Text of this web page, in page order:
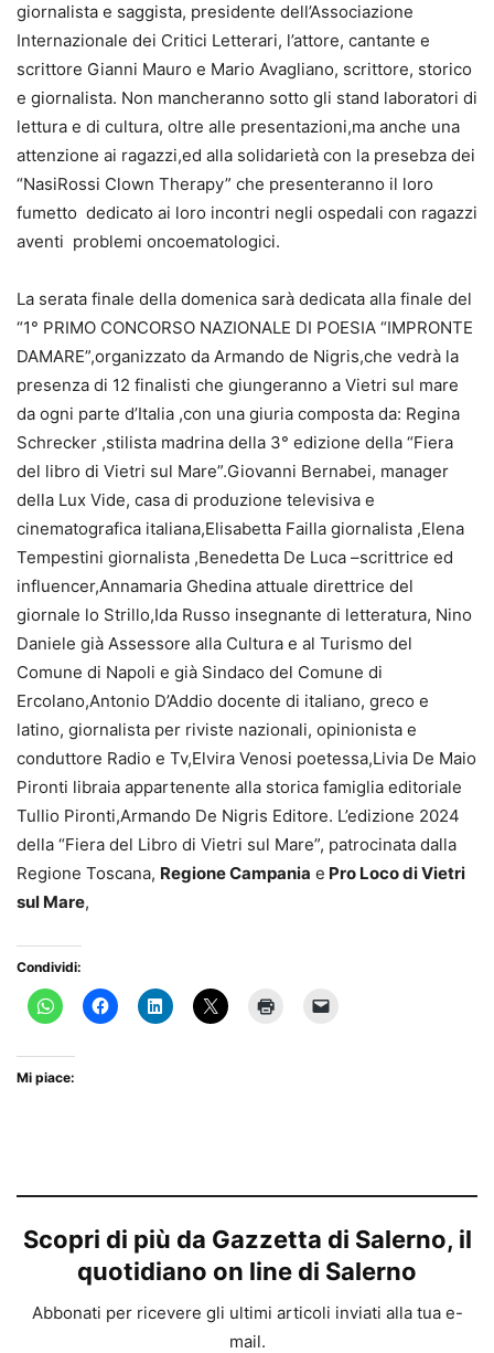
giornalista e saggista, presidente dell’Associazione
Internazionale dei Critici Letterari, l’attore, cantante e
scrittore Gianni Mauro e Mario Avagliano, scrittore, storico
e giornalista. Non mancheranno sotto gli stand laboratori di
lettura e di cultura, oltre alle presentazioni,ma anche una
attenzione ai ragazzi,ed alla solidarietà con la presebza dei
“NasiRossi Clown Therapy” che presenteranno il loro
fumetto dedicato ai loro incontri negli ospedali con ragazzi
aventi problemi oncoematologici.
La serata finale della domenica sarà dedicata alla finale del
“1° PRIMO CONCORSO NAZIONALE DI POESIA “IMPRONTE
DAMARE”,organizzato da Armando de Nigris,che vedrà la
presenza di 12 finalisti che giungeranno a Vietri sul mare
da ogni parte d’Italia ,con una giuria composta da: Regina
Schrecker ,stilista madrina della 3° edizione della “Fiera
del libro di Vietri sul Mare”.Giovanni Bernabei, manager
della Lux Vide, casa di produzione televisiva e
cinematografica italiana,Elisabetta Failla giornalista ,Elena
Tempestini giornalista ,Benedetta De Luca –scrittrice ed
influencer,Annamaria Ghedina attuale direttrice del
giornale lo Strillo,Ida Russo insegnante di letteratura, Nino
Daniele già Assessore alla Cultura e al Turismo del
Comune di Napoli e già Sindaco del Comune di
Ercolano,Antonio D’Addio docente di italiano, greco e
latino, giornalista per riviste nazionali, opinionista e
conduttore Radio e Tv,Elvira Venosi poetessa,Livia De Maio
Pironti libraia appartenente alla storica famiglia editoriale
Tullio Pironti,Armando De Nigris Editore. L’edizione 2024
della “Fiera del Libro di Vietri sul Mare”, patrocinata dalla
Regione Toscana, Regione Campania e Pro Loco di Vietri
sul Mare,
Condividi:
Mi piace:
Scopri di più da Gazzetta di Salerno, il
quotidiano on line di Salerno
Abbonati per ricevere gli ultimi articoli inviati alla tua e-
mail.